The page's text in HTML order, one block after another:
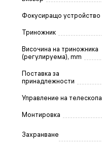
Фокусиращо устройство
Триножник
Височина на триножника
(регулируема), mm
Поставка за
принадлежности
Управление на телескопа
Монтировка
Захранване